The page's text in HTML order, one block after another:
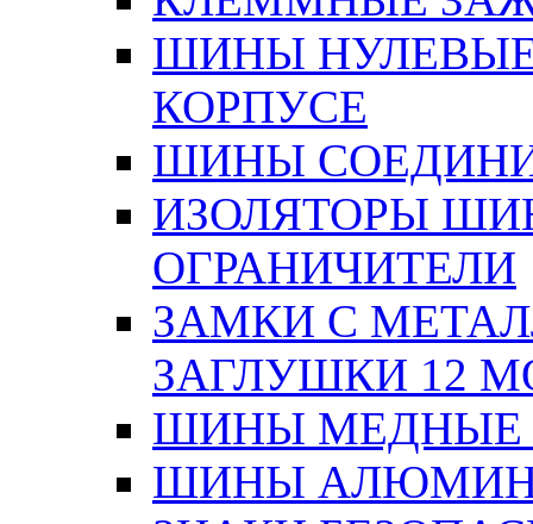
ШИНЫ
КОРПУСЕ
ШИНЫ
ИЗОЛЯТОРЫ
ОГРАНИЧИТЕЛИ
ЗАМКИ С
ЗАГЛУШКИ 12
ШИНЫ МЕДНЫЕ
ШИНЫ